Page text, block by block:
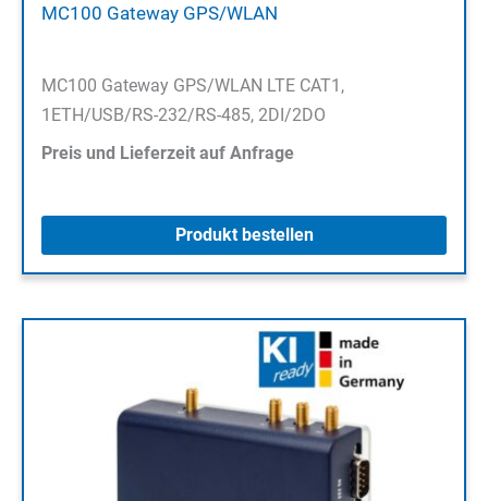
MC100 Gateway GPS/WLAN
MC100 Gateway GPS/WLAN LTE CAT1,
1ETH/USB/RS-232/RS-485, 2DI/2DO
Preis und Lieferzeit auf Anfrage
Produkt bestellen